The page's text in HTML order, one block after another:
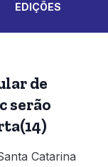
EDIÇÕES
de
serão
Catarina